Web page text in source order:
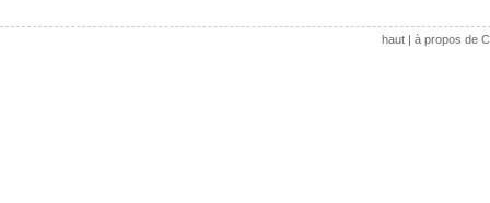
haut| à propos de